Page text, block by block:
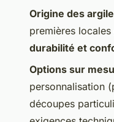
Origine des
premières
durabilité et
Options sur
personnalisation
découpes